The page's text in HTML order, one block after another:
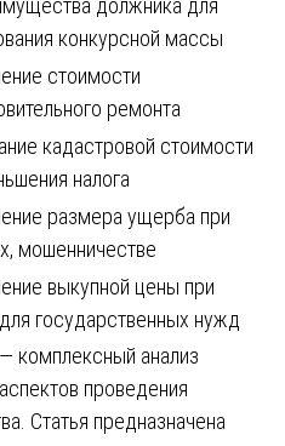
конкурсной массы
стоимости
ремонта
кадастровой стоимости
налога
размера ущерба при
мошенничестве
выкупной цены при
государственных нужд
— комплексный анализ
проведения
Статья предназначена